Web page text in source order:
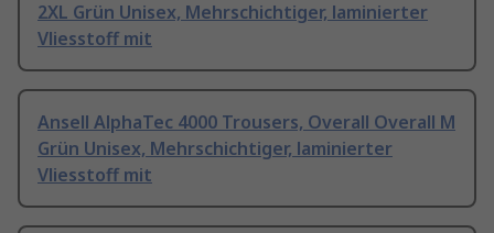
2XL Grün Unisex, Mehrschichtiger, laminierter
Vliesstoff mit
Ansell AlphaTec 4000 Trousers, Overall Overall M
Grün Unisex, Mehrschichtiger, laminierter
Vliesstoff mit